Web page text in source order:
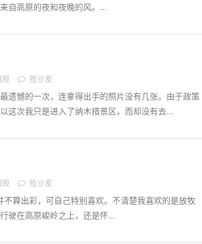
自高原的夜和夜晚的风。...
观 抢沙发
遗憾的一次，连拿得出手的照片没有几张。由于政策
这次我只是进入了纳木措景区，而却没有去...
观 抢沙发
算出彩，可自己特别喜欢。不清楚我喜欢的是放牧
驶在高原峻岭之上，还是怀...